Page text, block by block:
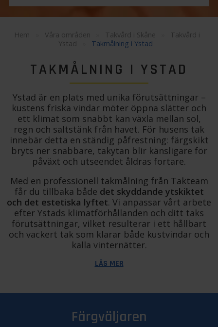
Hem Våra områden Takvård i Skåne
Takvård i
Ystad
Takmålning i Ystad
TAKMÅLNING I YSTAD
Ystad är en plats med unika förutsättningar –
kustens friska vindar möter öppna slätter och
ett klimat som snabbt kan växla mellan sol,
regn och saltstänk från havet. För husens tak
innebär detta en ständig påfrestning: färgskikt
bryts ner snabbare, takytan blir känsligare för
påväxt och utseendet åldras fortare.
Med en professionell takmålning från Takteam
får du tillbaka både det skyddande ytskiktet
och det estetiska lyftet. Vi anpassar vårt arbete
efter Ystads klimatförhållanden och ditt taks
förutsättningar, vilket resulterar i ett hållbart
och vackert tak som klarar både kustvindar och
kalla vinternätter.
LÄS MER
Färgväljaren